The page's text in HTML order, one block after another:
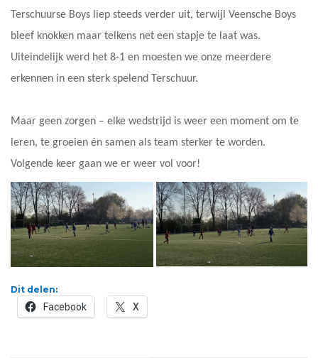
Terschuurse Boys liep steeds verder uit, terwijl Veensche Boys
bleef knokken maar telkens net een stapje te laat was.
Uiteindelijk werd het 8-1 en moesten we onze meerdere
erkennen in een sterk spelend Terschuur.
Maar geen zorgen – elke wedstrijd is weer een moment om te
leren, te groeien én samen als team sterker te worden.
Volgende keer gaan we er weer vol voor!
Dit delen:
Facebook X